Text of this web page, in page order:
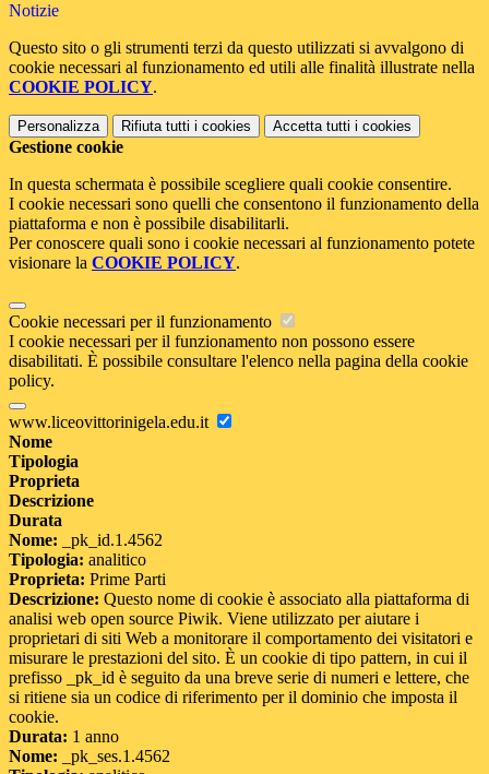
Notizie
Questo sito o gli strumenti terzi da questo utilizzati si avvalgono di
cookie necessari al funzionamento ed utili alle finalità illustrate nella
COOKIE POLICY.
Personalizza Rifiuta tutti i cookies Accetta tutti i cookies
Gestione cookie
In questa schermata è possibile scegliere quali cookie consentire.
I cookie necessari sono quelli che consentono il funzionamento della
piattaforma e non è possibile disabilitarli.
Per conoscere quali sono i cookie necessari al funzionamento potete
visionare la COOKIE POLICY.
Cookie necessari per il funzionamento
I cookie necessari per il funzionamento non possono essere
disabilitati. È possibile consultare l'elenco nella pagina della cookie
policy.
www.liceovittorinigela.edu.it
Nome
Tipologia
Proprieta
Descrizione
Durata
Nome: _pk_id.1.4562
Tipologia: analitico
Proprieta: Prime Parti
Descrizione: Questo nome di cookie è associato alla piattaforma di
analisi web open source Piwik. Viene utilizzato per aiutare i
proprietari di siti Web a monitorare il comportamento dei visitatori e
misurare le prestazioni del sito. È un cookie di tipo pattern, in cui il
prefisso _pk_id è seguito da una breve serie di numeri e lettere, che
si ritiene sia un codice di riferimento per il dominio che imposta il
cookie.
Durata: 1 anno
Nome: _pk_ses.1.4562